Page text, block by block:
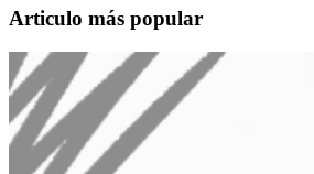
Articulo más popular